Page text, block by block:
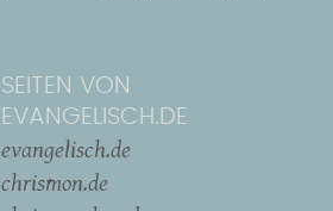
SEITEN VON
EVANGELISCH.DE
evangelisch.de
chrismon.de